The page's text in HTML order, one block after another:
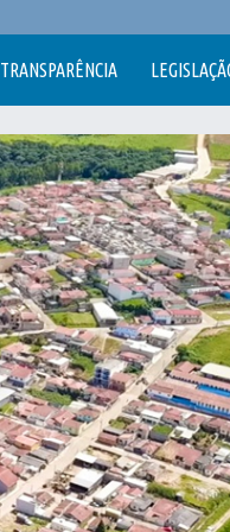
TRANSPARÊNCIA